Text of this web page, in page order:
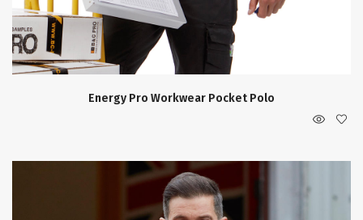
Energy Pro Workwear Pocket Polo